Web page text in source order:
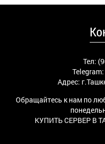
Тел:
Telegram:
Адрес:
Обращайтесь к нам по
КУПИТЬ СЕРВЕР В